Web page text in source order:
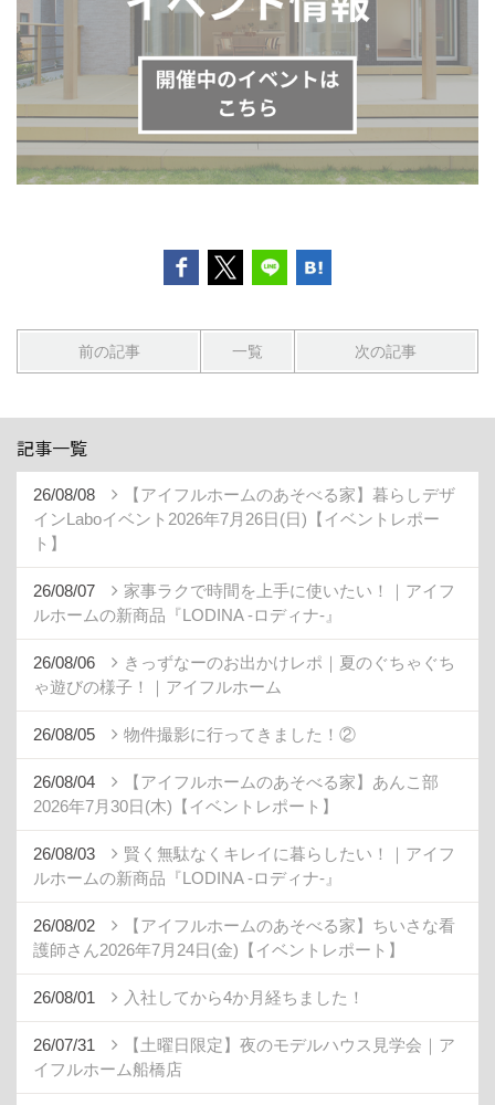
前の記事 一覧 次の記事
記事一覧
26/08/08
【アイフルホームのあそべる家】暮らしデザ
インLaboイベント2026年7月26日(日)【イベントレポー
ト】
26/08/07
家事ラクで時間を上手に使いたい！｜アイフ
ルホームの新商品『LODINA -ロディナ-』
26/08/06
きっずなーのお出かけレポ｜夏のぐちゃぐち
ゃ遊びの様子！｜アイフルホーム
26/08/05 物件撮影に行ってきました！②
26/08/04
【アイフルホームのあそべる家】あんこ部
2026年7月30日(木)【イベントレポート】
26/08/03
賢く無駄なくキレイに暮らしたい！｜アイフ
ルホームの新商品『LODINA -ロディナ-』
26/08/02
【アイフルホームのあそべる家】ちいさな看
護師さん2026年7月24日(金)【イベントレポート】
26/08/01 入社してから4か月経ちました！
26/07/31
【土曜日限定】夜のモデルハウス見学会｜ア
イフルホーム船橋店